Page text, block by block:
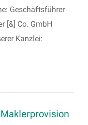
Geschäftsführer
[&] Co. GmbH
Kanzlei: